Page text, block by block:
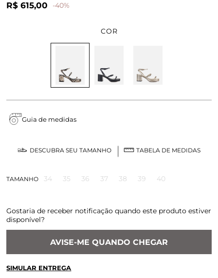
R$ 615,00 -40%
COR
Guia de medidas
DESCUBRA SEU TAMANHO TABELA DE MEDIDAS
TAMANHO 34 35 36 37 38 39 40
Gostaria de receber notificação quando este produto estiver
disponível?
AVISE-ME QUANDO CHEGAR
SIMULAR ENTREGA